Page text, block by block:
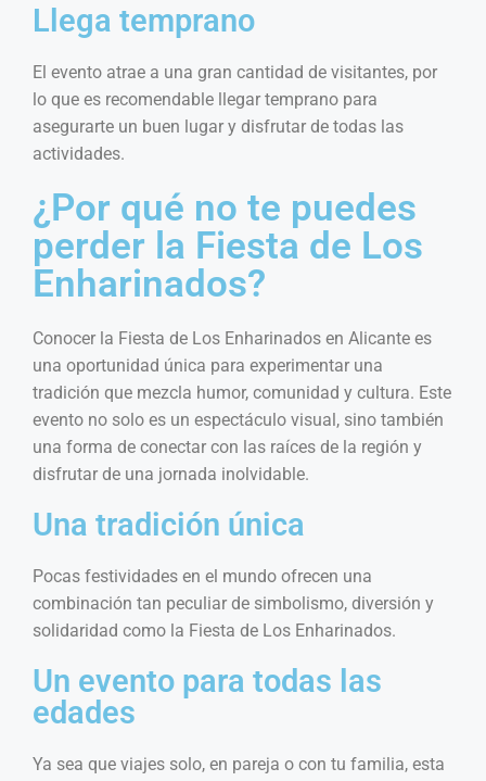
Llega temprano
El evento atrae a una gran cantidad de visitantes, por
lo que es recomendable llegar temprano para
asegurarte un buen lugar y disfrutar de todas las
actividades.
¿Por qué no te puedes
perder la Fiesta de Los
Enharinados?
Conocer la Fiesta de Los Enharinados en Alicante es
una oportunidad única para experimentar una
tradición que mezcla humor, comunidad y cultura. Este
evento no solo es un espectáculo visual, sino también
una forma de conectar con las raíces de la región y
disfrutar de una jornada inolvidable.
Una tradición única
Pocas festividades en el mundo ofrecen una
combinación tan peculiar de simbolismo, diversión y
solidaridad como la Fiesta de Los Enharinados.
Un evento para todas las
edades
Ya sea que viajes solo, en pareja o con tu familia, esta